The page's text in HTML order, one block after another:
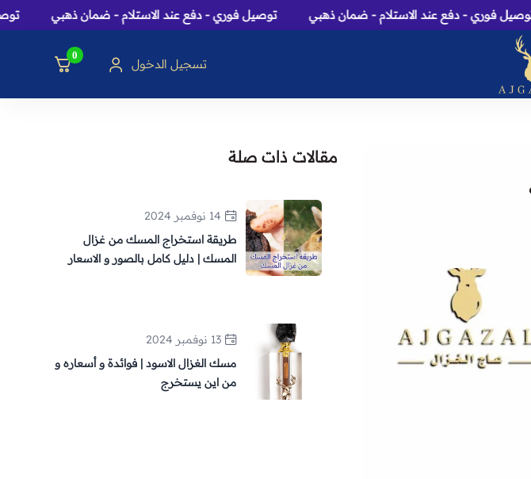
- دفع عند الاستلام - ضمان ذهبي توصيل فوري - دفع عند الاستلام - ضمان ذهبي توصيل فوري
الغزال: متجر عطور، مسك، بخور و هدايا
0
تسجيل الدخول
مقالات ذات صلة
14 نوفمبر 2024
طريقة استخراج المسك من غزال
المسك | دليل كامل بالصور و الاسعار
13 نوفمبر 2024
مسك الغزال الاسود | فوائدة و أسعاره و
من اين يستخرج